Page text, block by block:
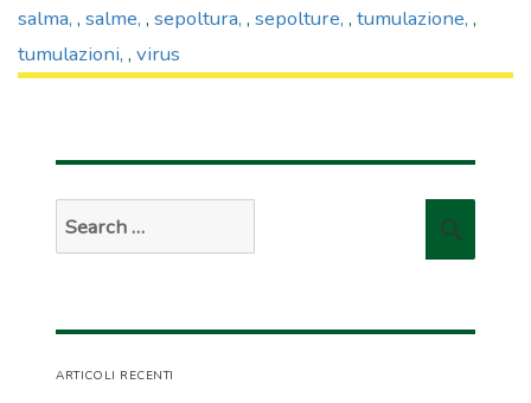
salma , salme , sepoltura , sepolture , tumulazione ,
tumulazioni , virus
for:
ARTICOLI RECENTI